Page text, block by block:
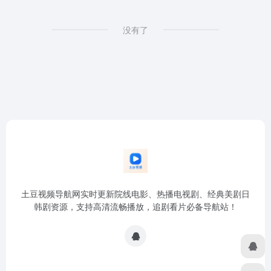
没有了
土豆视频导航网实时更新院线电影、热播电视剧、经典美剧日
韩剧资源，支持高清流畅播放，追剧看片必备导航站！